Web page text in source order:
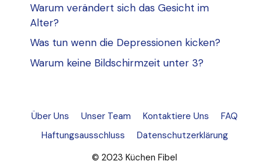
Warum verändert sich das Gesicht im
Alter?
Was tun wenn die Depressionen kicken?
Warum keine Bildschirmzeit unter 3?
Über Uns Unser Team Kontaktiere Uns
FAQ
Haftungsausschluss
Datenschutzerklärung
© 2023 Küchen Fibel